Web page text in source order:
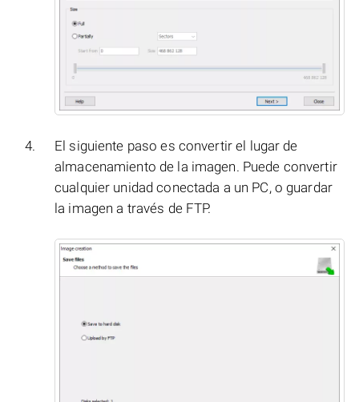
El siguiente paso es convertir el lugar de
almacenamiento de la imagen. Puede convertir
cualquier unidad conectada a un PC, o guardar
la imagen a través de FTP.